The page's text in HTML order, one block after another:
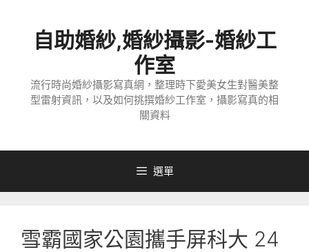
自助婚紗,婚紗攝影-婚紗工
作室
流行時尚婚紗攝影寫真網，整理時下愛美女生對醫美整
型雷射資訊，以及如何挑撰婚紗工作室，攝影寫真的相
關資料
選單
雪霸國家公園攜手屏科大 24